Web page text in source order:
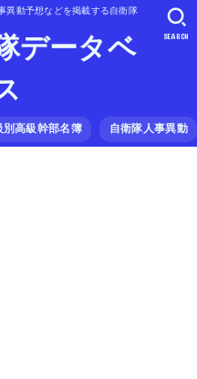
異動予想などを掲載する自衛隊
データベ
別高級幹部名簿 自衛隊人事異動
SEARCH